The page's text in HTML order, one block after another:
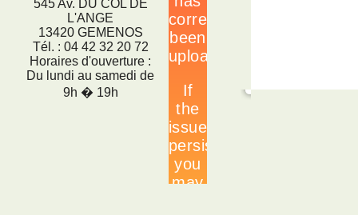
545 Av. DU COL DE
L'ANGE
13420 GEMENOS
Tél. : 04 42 32 20 72
Horaires d'ouverture :
Du lundi au samedi de
9h � 19h